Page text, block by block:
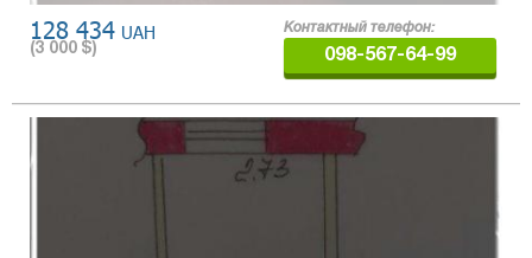
128 434 UAH
(3 000 $)
Контактный телефон:
098-567-64-99